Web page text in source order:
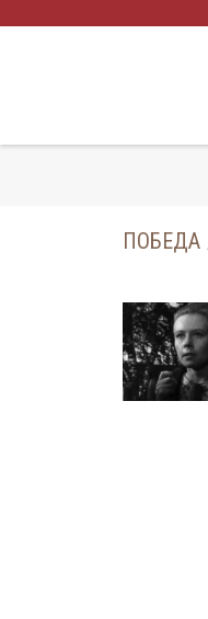
ПОБЕДА